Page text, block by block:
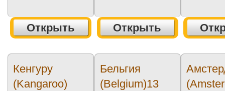
Открыть Открыть
Кенгуру
(Kangaroo)
Бельгия
(Belgium)13